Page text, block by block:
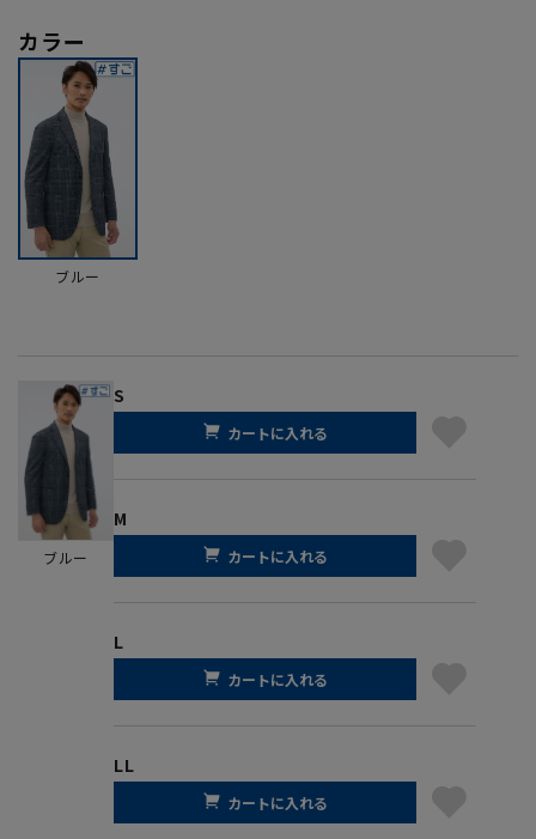
カラー
ブルー
ブルー
S
カートに入れる
M
カートに入れる
L
カートに入れる
LL
カートに入れる